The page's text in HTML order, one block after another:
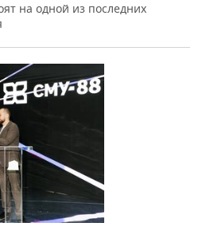
на одной из последних